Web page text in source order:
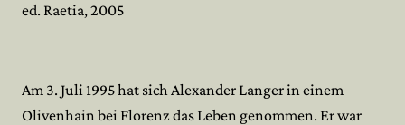
Attività e progetti
Archivio
ed. Raetia, 2005
Am 3. Juli 1995 hat sich Alexander Langer in einem
Olivenhain bei Florenz das Leben genommen. Er war